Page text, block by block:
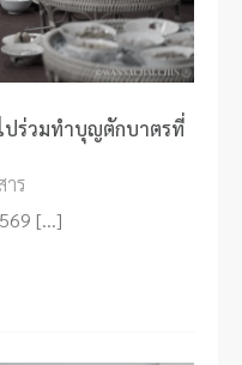
ปร่วมทำบุญตักบาตรที่
าร
[…]